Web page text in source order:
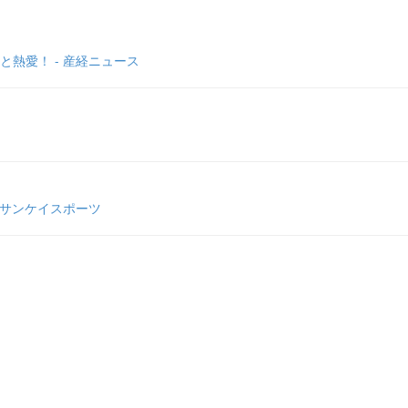
熱愛！ - 産経ニュース
ンケイスポーツ